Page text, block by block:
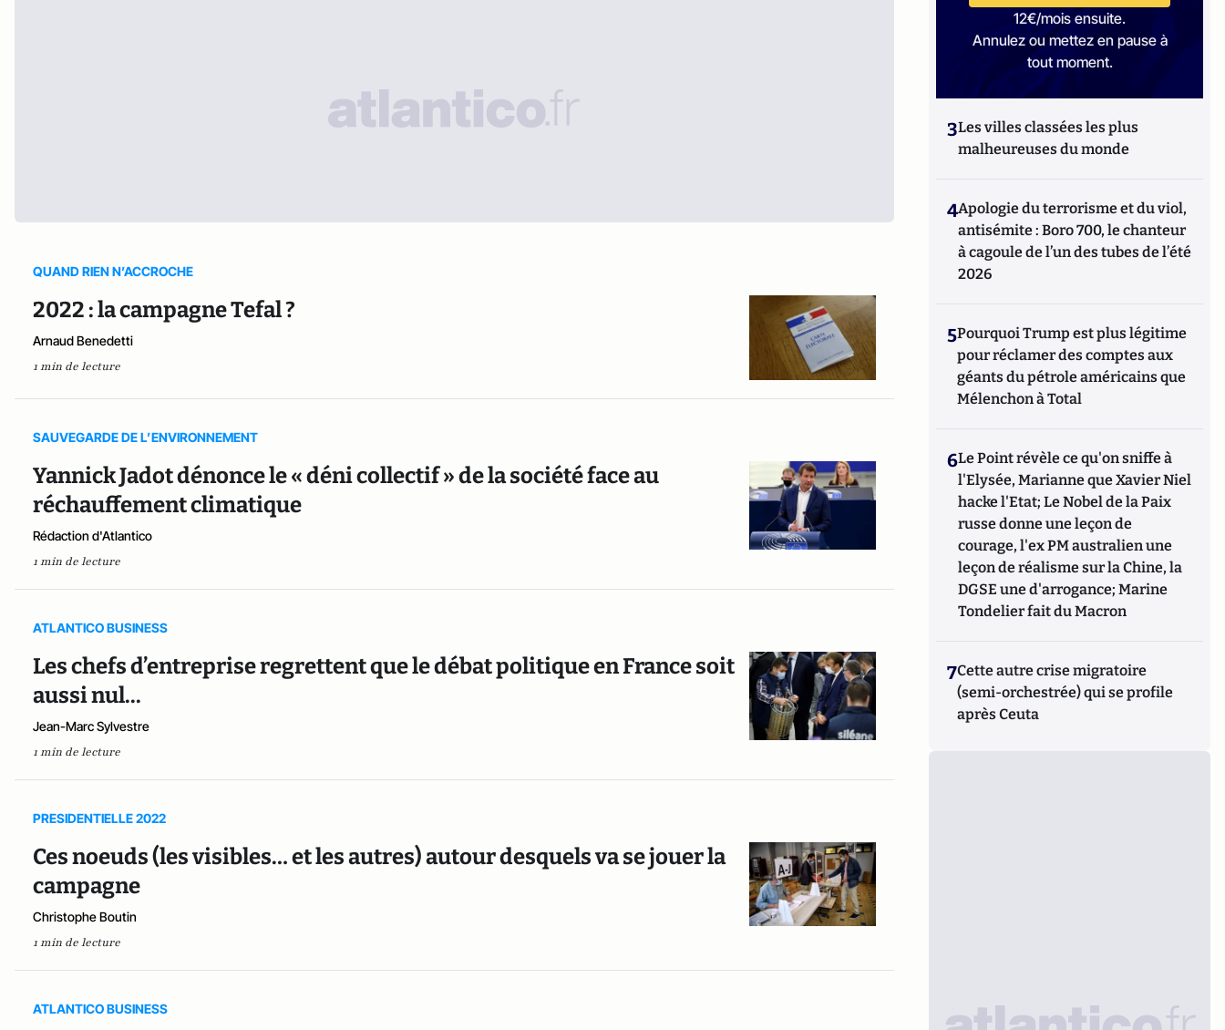
QUAND RIEN N’ACCROCHE
2022 : la campagne Tefal ?
Arnaud Benedetti
1 min de lecture
SAUVEGARDE DE L’ENVIRONNEMENT
Yannick Jadot dénonce le « déni collectif » de la société face au
réchauffement climatique
Rédaction d'Atlantico
1 min de lecture
ATLANTICO BUSINESS
Les chefs d’entreprise regrettent que le débat politique en France soit
aussi nul...
Jean-Marc Sylvestre
1 min de lecture
PRESIDENTIELLE 2022
Ces noeuds (les visibles… et les autres) autour desquels va se jouer la
campagne
Christophe Boutin
1 min de lecture
ATLANTICO BUSINESS
12€/mois ensuite.
Annulez ou mettez en pause à
tout moment.
3Les villes classées les plus
malheureuses du monde
4Apologie du terrorisme et du viol,
antisémite : Boro 700, le chanteur
à cagoule de l’un des tubes de l’été
2026
5Pourquoi Trump est plus légitime
pour réclamer des comptes aux
géants du pétrole américains que
Mélenchon à Total
6Le Point révèle ce qu'on sniffe à
l'Elysée, Marianne que Xavier Niel
hacke l'Etat; Le Nobel de la Paix
russe donne une leçon de
courage, l'ex PM australien une
leçon de réalisme sur la Chine, la
DGSE une d'arrogance; Marine
Tondelier fait du Macron
7Cette autre crise migratoire
(semi-orchestrée) qui se profile
après Ceuta